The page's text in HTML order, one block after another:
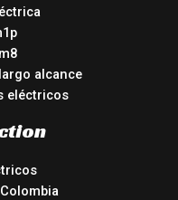
alcance
eléctricos